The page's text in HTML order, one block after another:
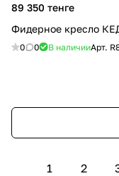
89 350 тенге
Фидерное кресло
0 0 В наличииАрт.
1 2